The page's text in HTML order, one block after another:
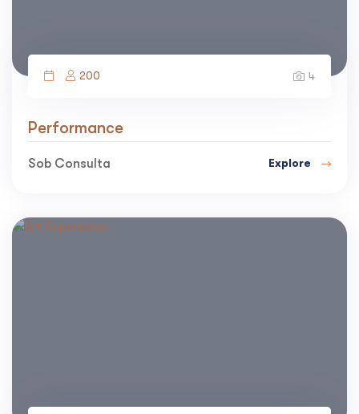
200 4
Performance
Sob Consulta Explore